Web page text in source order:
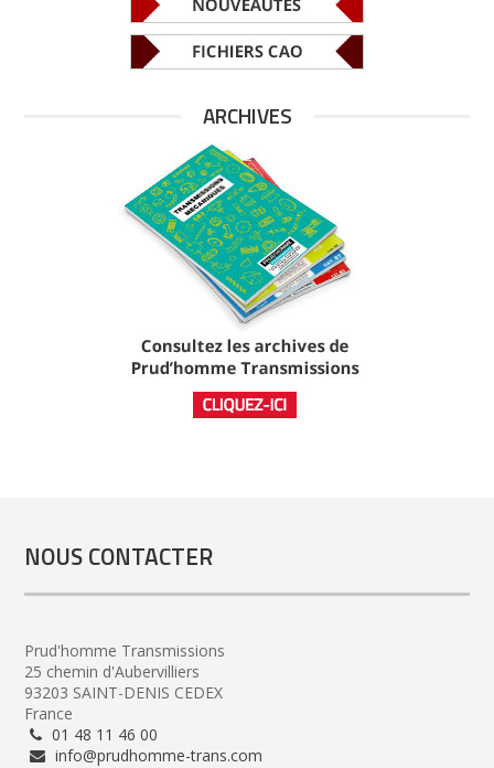
ARCHIVES
NOUS CONTACTER
Prud'homme Transmissions
25 chemin d'Aubervilliers
93203 SAINT-DENIS CEDEX
France
01 48 11 46 00
info@prudhomme-trans.com